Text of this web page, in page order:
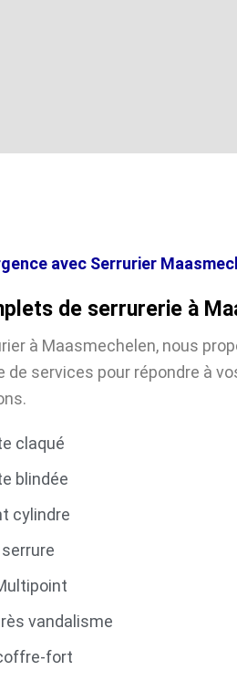
avec Serrurier
de serrurerie à
à Maasmechelen, nous
de services pour répondre à
claqué
blindée
cylindre
vandalisme
fort